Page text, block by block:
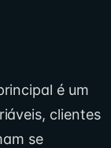
é um
clientes
se